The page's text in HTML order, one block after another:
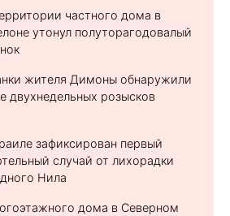
частного дома в
утонул полуторагодовалый
жителя Димоны обнаружили
двухнедельных розысков
зафиксирован первый
случай от лихорадки
Нила
дома в Северном